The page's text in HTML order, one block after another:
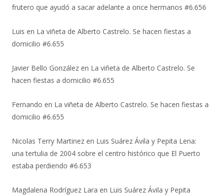
frutero que ayudó a sacar adelante a once hermanos #6.656
Luis en La viñeta de Alberto Castrelo. Se hacen fiestas a
domicilio #6.655
Javier Bello González en La viñeta de Alberto Castrelo. Se
hacen fiestas a domicilio #6.655
Fernando en La viñeta de Alberto Castrelo. Se hacen fiestas a
domicilio #6.655
Nicolas Terry Martinez en Luis Suárez Ávila y Pepita Lena:
una tertulia de 2004 sobre el centro histórico que El Puerto
estaba perdiendo #6.653
Magdalena Rodríguez Lara en Luis Suárez Ávila y Pepita